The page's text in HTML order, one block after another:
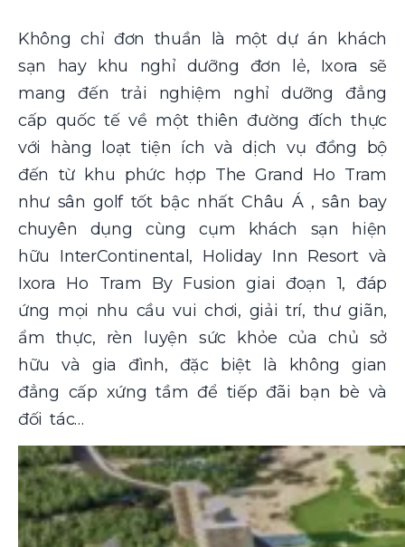
Không chỉ đơn thuần là một dự án khách
sạn hay khu nghỉ dưỡng đơn lẻ, Ixora sẽ
mang đến trải nghiệm nghỉ dưỡng đẳng
cấp quốc tế về một thiên đường đích thực
với hàng loạt tiện ích và dịch vụ đồng bộ
đến từ khu phức hợp The Grand Ho Tram
như sân golf tốt bậc nhất Châu Á , sân bay
chuyên dụng cùng cụm khách sạn hiện
hữu InterContinental, Holiday Inn Resort và
Ixora Ho Tram By Fusion giai đoạn 1, đáp
ứng mọi nhu cầu vui chơi, giải trí, thư giãn,
ẩm thực, rèn luyện sức khỏe của chủ sở
hữu và gia đình, đặc biệt là không gian
đẳng cấp xứng tầm để tiếp đãi bạn bè và
đối tác…